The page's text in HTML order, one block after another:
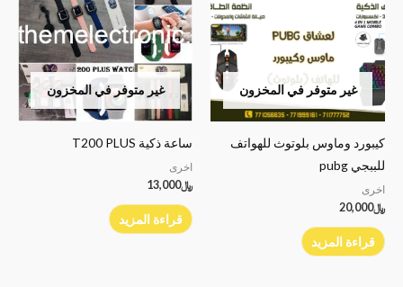
غير متوفر في المخزون
كيبورد وماوس بلوتوث للهواتف
للببجي pubg
اخرى
﷼20,000
قراءة المزيد
غير متوفر في المخزون
ساعة ذكية T200 PLUS
اخرى
﷼13,000
قراءة المزيد